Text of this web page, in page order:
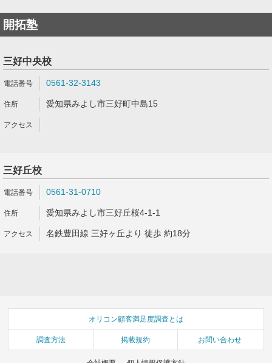
開拓塾
三好中央校
0561-32-3143
愛知県みよし市三好町中島15
三好丘校
0561-31-0710
愛知県みよし市三好丘桜4-1-1
名鉄豊田線 三好ヶ丘より 徒歩 約18分
オリコン顧客満足度調査とは
調査方法 掲載規約 お問い合わせ